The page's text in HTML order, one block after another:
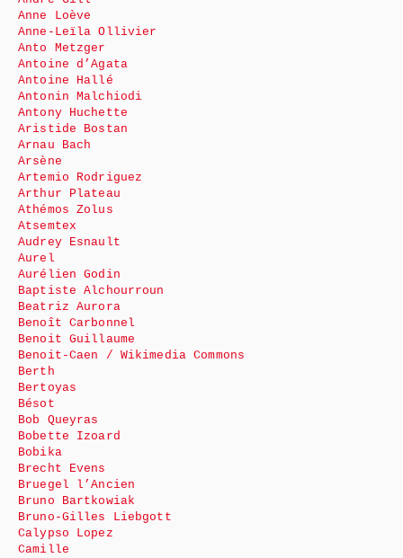
Anne Loève
Anne-Leïla Ollivier
Anto Metzger
Antoine d’Agata
Antoine Hallé
Antonin Malchiodi
Antony Huchette
Aristide Bostan
Arnau Bach
Arsène
Artemio Rodriguez
Arthur Plateau
Athémos Zolus
Atsemtex
Audrey Esnault
Aurel
Aurélien Godin
Baptiste Alchourroun
Beatriz Aurora
Benoît Carbonnel
Benoit Guillaume
Benoit-Caen / Wikimedia Commons
Berth
Bertoyas
Bésot
Bob Queyras
Bobette Izoard
Bobika
Brecht Evens
Bruegel l’Ancien
Bruno Bartkowiak
Bruno-Gilles Liebgott
Calypso Lopez
Camille